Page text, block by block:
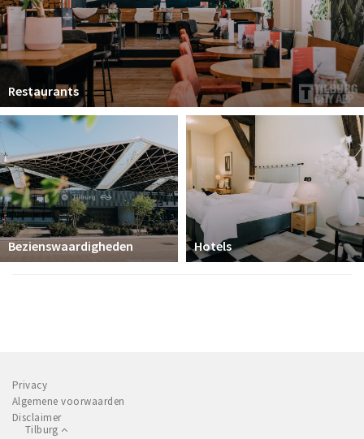
Restaurants
Bezienswaardigheden Hotels
Privacy
Algemene voorwaarden
Disclaimer
Tilburg